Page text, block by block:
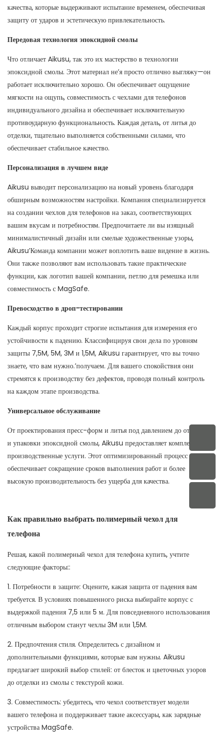
качества, которые выдерживают испытание временем, обеспечивая
защиту от ударов и эстетическую привлекательность.
Передовая технология эпоксидной смолы
Что отличает Aikusu, так это их мастерство в технологии
эпоксидной смолы. Этот материал не’я просто отлично выгляжу—он
работает исключительно хорошо. Он обеспечивает ощущение
мягкости на ощупь, совместимость с чехлами для телефонов
индивидуального дизайна и обеспечивает исключительную
противоударную функциональность. Каждая деталь, от литья до
отделки, тщательно выполняется собственными силами, что
обеспечивает стабильное качество.
Персонализация в лучшем виде
Aikusu выводит персонализацию на новый уровень благодаря
обширным возможностям настройки. Компания специализируется
на создании чехлов для телефонов на заказ, соответствующих
вашим вкусам и потребностям. Предпочитаете ли вы изящный
минималистичный дизайн или смелые художественные узоры,
Aikusu’Команда компании может воплотить ваше видение в жизнь.
Они также позволяют вам использовать такие практические
функции, как логотип вашей компании, петлю для ремешка или
совместимость с MagSafe.
Превосходство в дроп-тестировании
Каждый корпус проходит строгие испытания для измерения его
устойчивости к падению. Классифицируя свои дела по уровням
защиты 7,5M, 5M, 3M и 1,5M, Aikusu гарантирует, что вы точно
знаете, что вам нужно.’получаем. Для вашего спокойствия они
стремятся к производству без дефектов, проводя полный контроль
на каждом этапе производства.
Универсальное обслуживание
От проектирования пресс-форм и литья под давлением до отделки
и упаковки эпоксидной смолы, Aikusu предоставляет комплексные
производственные услуги. Этот оптимизированный процесс
обеспечивает сокращение сроков выполнения работ и более
высокую производительность без ущерба для качества.
Как правильно выбрать полимерный чехол для
телефона
Решая, какой полимерный чехол для телефона купить, учтите
следующие факторы::
1. Потребности в защите: Оцените, какая защита от падения вам
требуется. В условиях повышенного риска выбирайте корпус с
выдержкой падения 7,5 или 5 м. Для повседневного использования
отличным выбором станут чехлы 3M или 1,5M.
2. Предпочтения стиля. Определитесь с дизайном и
дополнительными функциями, которые вам нужны. Aikusu
предлагает широкий выбор стилей: от блесток и цветочных узоров
до отделки из смолы с текстурой кожи.
3. Совместимость: убедитесь, что чехол соответствует модели
вашего телефона и поддерживает такие аксессуары, как зарядные
устройства MagSafe.